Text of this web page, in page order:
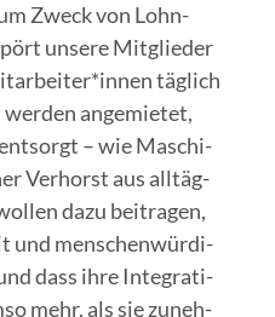
Zweck von Lohn-
unse­re Mit­glie­der
täg­lich
ange­mie­tet,
– wie Maschi­
Ver­horst aus all­täg­
dazu bei­tra­gen,
und men­schen­wür­di­
dass ihre Inte­gra­ti­
mehr, als sie zuneh­